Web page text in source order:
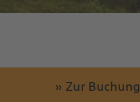
» Zur Buchung